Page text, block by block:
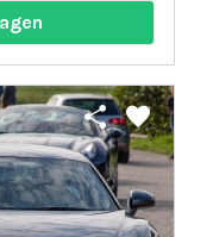
share favorite